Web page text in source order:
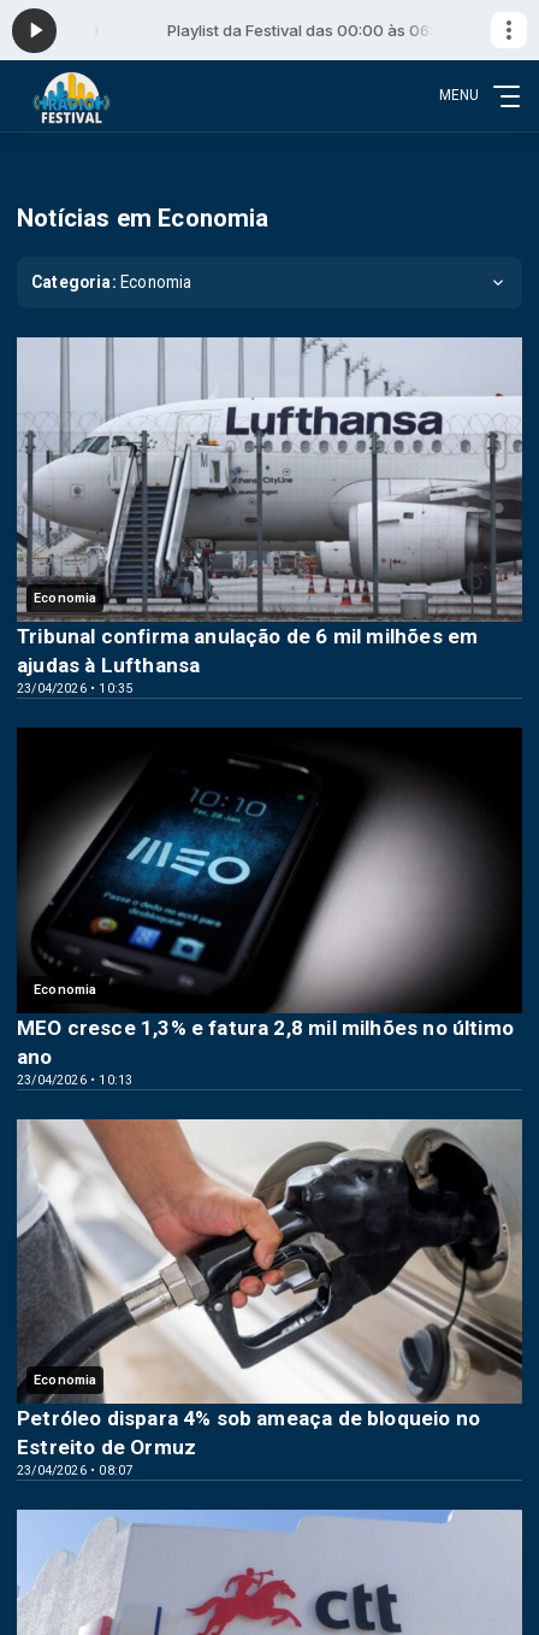
06:00 Playlist da Festival das 00:00 às 06:00
MENU
Notícias em Economia
Categoria: Economia
Economia
23/04/2026 • 10:35
Tribunal confirma anulação de 6 mil milhões em
ajudas à Lufthansa
Economia
23/04/2026 • 10:13
MEO cresce 1,3% e fatura 2,8 mil milhões no último
ano
Economia
23/04/2026 • 08:07
Petróleo dispara 4% sob ameaça de bloqueio no
Estreito de Ormuz